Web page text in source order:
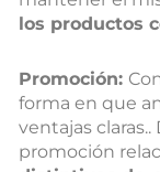
los productos
Promoción:
forma en que
ventajas
promoción